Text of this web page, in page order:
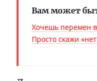
Вам может
Хочешь перемен
Просто скажи